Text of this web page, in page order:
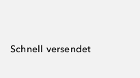
Schnell versendet